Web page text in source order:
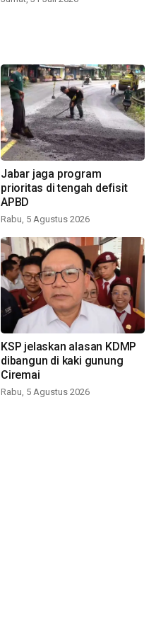
Jabar jaga program
prioritas di tengah defisit
APBD
Rabu, 5 Agustus 2026
KSP jelaskan alasan KDMP
dibangun di kaki gunung
Ciremai
Rabu, 5 Agustus 2026